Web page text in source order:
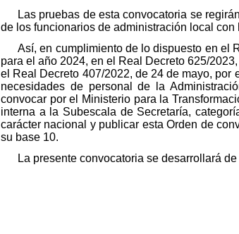
Las pruebas de esta convocatoria se
de los funcionarios de administración local
Así, en cumplimiento de lo dispuesto en el
para el año 2024, en el Real Decreto 625/
el Real Decreto 407/2022, de 24 de mayo,
necesidades de personal de la
convocar por el Ministerio para la
interna a la Subescala de Secretaría,
carácter nacional y publicar esta Orden de
su base 10.
La presente convocatoria se desarrollará